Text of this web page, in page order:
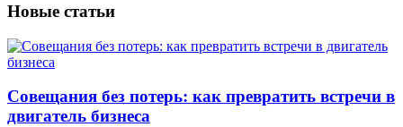
Новые статьи
Совещания без потерь: как превратить встречи в
двигатель бизнеса